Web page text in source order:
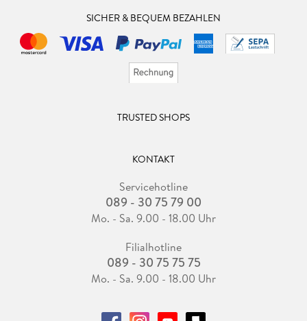
SICHER & BEQUEM BEZAHLEN
TRUSTED SHOPS
KONTAKT
Servicehotline
089 - 30 75 79 00
Mo. - Sa. 9.00 - 18.00 Uhr
Filialhotline
089 - 30 75 75 75
Mo. - Sa. 9.00 - 18.00 Uhr